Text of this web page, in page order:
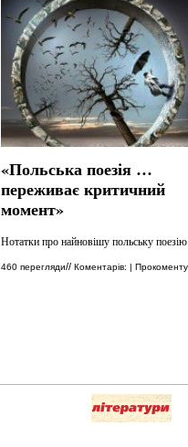
«Польська поезія …
переживає критичний
момент»
Нотатки про найновішу польську поезію
460 перегляди// Коментарів: |